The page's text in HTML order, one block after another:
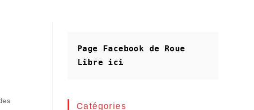
Page Facebook de Roue
Libre
ici
Catégories